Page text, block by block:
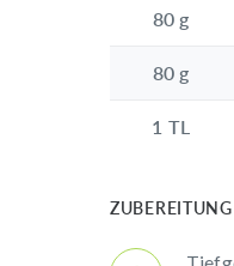
80 g
80 g
1 TL
ZUBEREITUNG